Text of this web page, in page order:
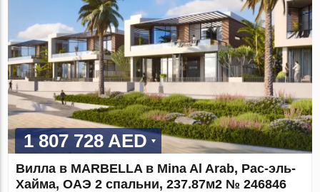
1 807 728 AED
Вилла в MARBELLA в Mina Al Arab, Рас-эль-
Хайма, ОАЭ 2 спальни, 237.87м2 № 246846